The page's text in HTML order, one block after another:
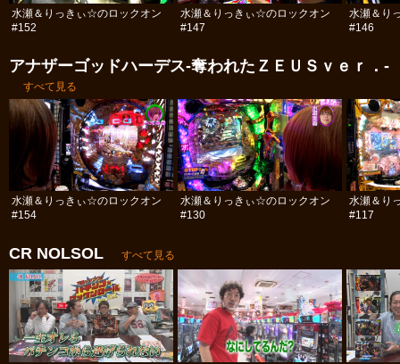
水瀬＆りっきぃ☆のロックオン
#152
水瀬＆りっきぃ☆のロックオン
#147
水瀬＆り
#146
アナザーゴッドハーデス-奪われたＺＥＵＳｖｅｒ．-
すべて見る
水瀬＆りっきぃ☆のロックオン
#154
水瀬＆りっきぃ☆のロックオン
#130
水瀬＆り
#117
CR NOLSOL すべて見る